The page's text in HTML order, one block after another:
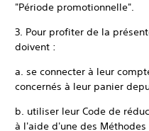
"Période promotionnelle".
3. Pour profiter de la
doivent :
a. se connecter à leur
concernés à leur panier
b. utiliser leur Code de
à l'aide d'une des